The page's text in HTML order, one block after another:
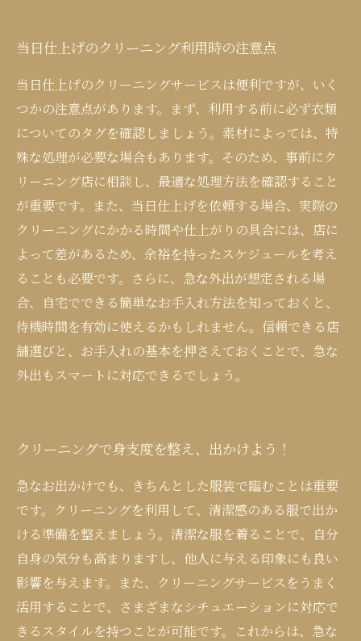
当日仕上げのクリーニング利用時の注意点
当日仕上げのクリーニングサービスは便利ですが、いく
つかの注意点があります。まず、利用する前に必ず衣類
についてのタグを確認しましょう。素材によっては、特
殊な処理が必要な場合もあります。そのため、事前にク
リーニング店に相談し、最適な処理方法を確認すること
が重要です。また、当日仕上げを依頼する場合、実際の
クリーニングにかかる時間や仕上がりの具合には、店に
よって差があるため、余裕を持ったスケジュールを考え
ることも必要です。さらに、急な外出が想定される場
合、自宅でできる簡単なお手入れ方法を知っておくと、
待機時間を有効に使えるかもしれません。信頼できる店
舗選びと、お手入れの基本を押さえておくことで、急な
外出もスマートに対応できるでしょう。
クリーニングで身支度を整え、出かけよう！
急なお出かけでも、きちんとした服装で臨むことは重要
です。クリーニングを利用して、清潔感のある服で出か
ける準備を整えましょう。清潔な服を着ることで、自分
自身の気分も高まりますし、他人に与える印象にも良い
影響を与えます。また、クリーニングサービスをうまく
活用することで、さまざまなシチュエーションに対応で
きるスタイルを持つことが可能です。これからは、急な